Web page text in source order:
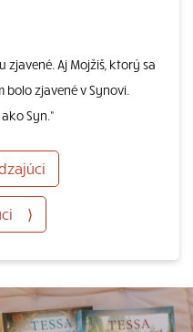
zjavené. Aj Mojžiš, ktorý sa
bolo zjavené v Synovi.
Syn.“
⟩